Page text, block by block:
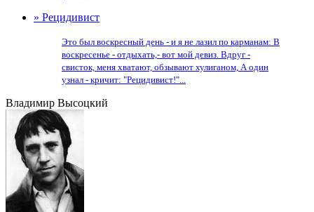
» Рецидивист
Это был воскресный день - и я не лазил по карманам: В
воскресенье - отдыхать,- вот мой девиз. Вдруг -
свисток, меня хватают, обзывают хулиганом, А один
узнал - кричит: "Рецидивист!"...
Владимир Высоцкий